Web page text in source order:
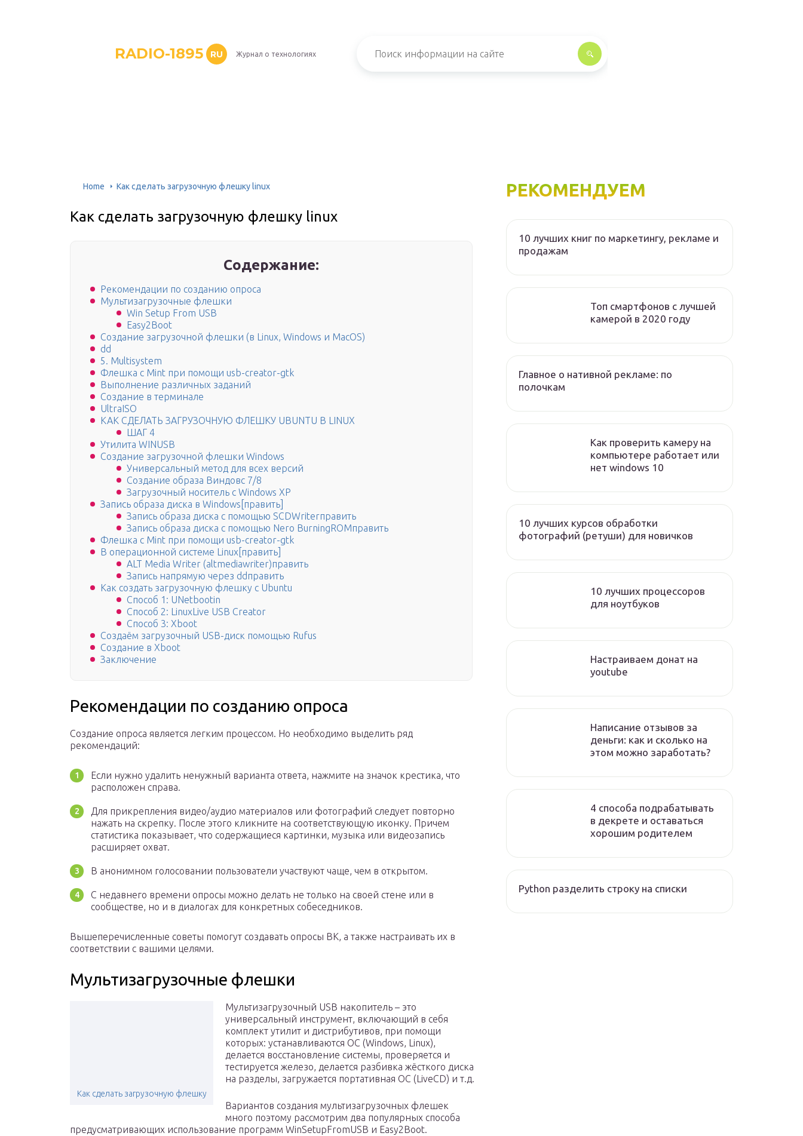
RADIO-1895 RU Журнал о технологиях
Home Как сделать загрузочную флешку linux
Как сделать загрузочную флешку linux
Содержание:
Рекомендации по созданию опроса
Мультизагрузочные флешки
Win Setup From USB
Easy2Boot
Создание загрузочной флешки (в Linux, Windows и MacOS)
dd
5. Multisystem
Флешка с Mint при помощи usb-creator-gtk
Выполнение различных заданий
Создание в терминале
UltraISO
КАК СДЕЛАТЬ ЗАГРУЗОЧНУЮ ФЛЕШКУ UBUNTU В LINUX
ШАГ 4
Утилита WINUSB
Создание загрузочной флешки Windows
Универсальный метод для всех версий
Создание образа Виндовс 7/8
Загрузочный носитель с Windows XP
Запись образа диска в Windows[править]
Запись образа диска с помощью SCDWriterправить
Запись образа диска с помощью Nero BurningROMправить
Флешка с Mint при помощи usb-creator-gtk
В операционной системе Linux[править]
ALT Media Writer (altmediawriter)править
Запись напрямую через ddправить
Как создать загрузочную флешку с Ubuntu
Способ 1: UNetbootin
Способ 2: LinuxLive USB Creator
Способ 3: Xboot
Создаём загрузочный USB-диск помощью Rufus
Создание в Xboot
Заключение
Рекомендации по созданию опроса
Создание опроса является легким процессом. Но необходимо выделить ряд
рекомендаций:
Если нужно удалить ненужный варианта ответа, нажмите на значок крестика, что
расположен справа.
Для прикрепления видео/аудио материалов или фотографий следует повторно
нажать на скрепку. После этого кликните на соответствующую иконку. Причем
статистика показывает, что содержащиеся картинки, музыка или видеозапись
расширяет охват.
В анонимном голосовании пользователи участвуют чаще, чем в открытом.
С недавнего времени опросы можно делать не только на своей стене или в
сообществе, но и в диалогах для конкретных собеседников.
Вышеперечисленные советы помогут создавать опросы ВК, а также настраивать их в
соответствии с вашими целями.
Мультизагрузочные флешки
Как сделать загрузочную флешку
Мультизагрузочный USB накопитель – это
универсальный инструмент, включающий в себя
комплект утилит и дистрибутивов, при помощи
которых: устанавливаются ОС (Windows, Linux),
делается восстановление системы, проверяется и
тестируется железо, делается разбивка жёсткого диска
на разделы, загружается портативная ОС (LiveCD) и т.д.
Вариантов создания мультизагрузочных флешек
много поэтому рассмотрим два популярных способа
предусматривающих использование программ WinSetupFromUSB и Easy2Boot.
РЕКОМЕНДУЕМ
10 лучших книг по маркетингу, рекламе и
продажам
Топ смартфонов с лучшей
камерой в 2020 году
Главное о нативной рекламе: по
полочкам
Как проверить камеру на
компьютере работает или
нет windows 10
10 лучших курсов обработки
фотографий (ретуши) для новичков
10 лучших процессоров
для ноутбуков
Настраиваем донат на
youtube
Написание отзывов за
деньги: как и сколько на
этом можно заработать?
4 способа подрабатывать
в декрете и оставаться
хорошим родителем
Python разделить строку на списки